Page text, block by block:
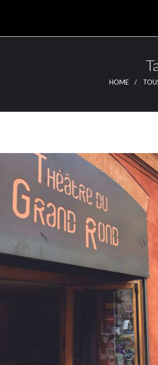
HOME
Nos
Articles
Lieux